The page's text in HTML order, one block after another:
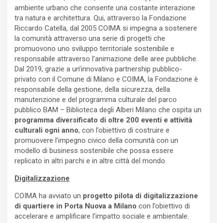
ambiente urbano che consente una costante interazione
tra natura e architettura. Qui, attraverso la Fondazione
Riccardo Catella, dal 2005 COIMA si impegna a sostenere
la comunità attraverso una serie di progetti che
promuovono uno sviluppo territoriale sostenibile e
responsabile attraverso l’animazione delle aree pubbliche.
Dal 2019, grazie a un’innovativa partnership pubblico-
privato con il Comune di Milano e COIMA, la Fondazione è
responsabile della gestione, della sicurezza, della
manutenzione e del programma culturale del parco
pubblico BAM – Biblioteca degli Alberi Milano che ospita un
programma diversificato di oltre 200 eventi e attività
culturali ogni anno, con l’obiettivo di costruire e
promuovere l’impegno civico della comunità con un
modello di business sostenibile che possa essere
replicato in altri parchi e in altre città del mondo.
Digitalizzazione
COIMA ha avviato un progetto pilota di digitalizzazione
di quartiere in Porta Nuova a Milano con l’obiettivo di
accelerare e amplificare l’impatto sociale e ambientale.